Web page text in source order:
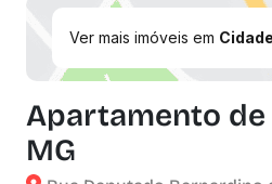
Ver mais imóveis em
Apartamento de
MG